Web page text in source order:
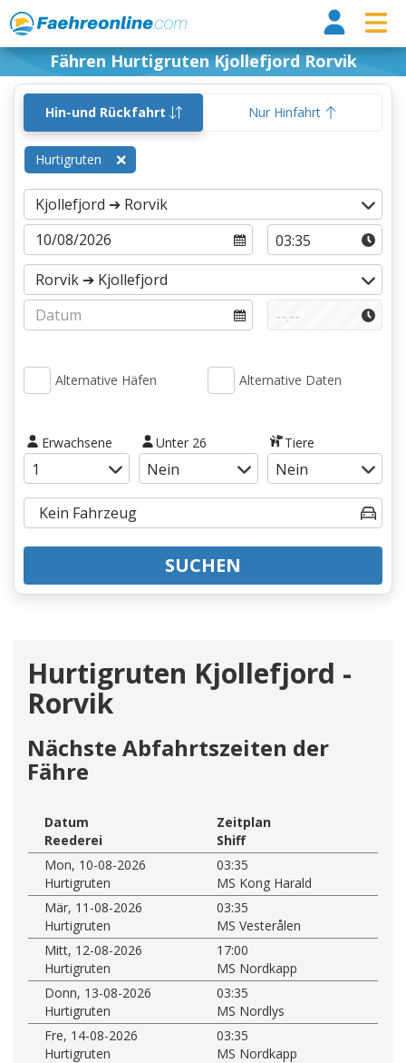
Fähren Hurtigruten Kjollefjord Rorvik
Hin-und Rückfahrt Nur Hinfahrt
Hurtigruten
Alternative Häfen Alternative Daten
Erwachsene Unter 26 Tiere
SUCHEN
Hurtigruten Kjollefjord -
Rorvik
Nächste Abfahrtszeiten der
Fähre
Datum
Zeitplan
Reederei
Shiff
Mon, 10-08-2026
03:35
Hurtigruten
MS Kong Harald
Mär, 11-08-2026
03:35
Hurtigruten
MS Vesterålen
Mitt, 12-08-2026
17:00
Hurtigruten
MS Nordkapp
Donn, 13-08-2026
03:35
Hurtigruten
MS Nordlys
Fre, 14-08-2026
03:35
Hurtigruten
MS Nordkapp